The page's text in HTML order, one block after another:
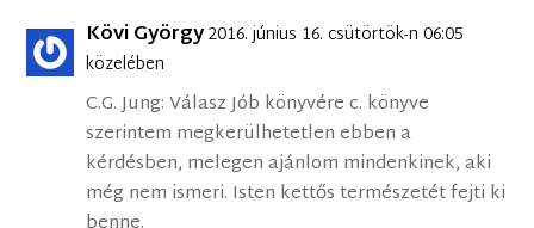
Kövi György2016. június 16. csütörtök-n 06:05
közelében
C.G. Jung: Válasz Jób könyvére c. könyve
szerintem megkerülhetetlen ebben a
kérdésben, melegen ajánlom mindenkinek, aki
még nem ismeri. Isten kettős természetét fejti ki